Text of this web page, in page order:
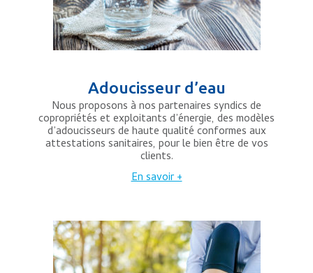
Adoucisseur d’eau
Nous proposons à nos partenaires syndics de
copropriétés et exploitants d’énergie, des modèles
d’adoucisseurs de haute qualité conformes aux
attestations sanitaires, pour le bien être de vos
clients.
En savoir +